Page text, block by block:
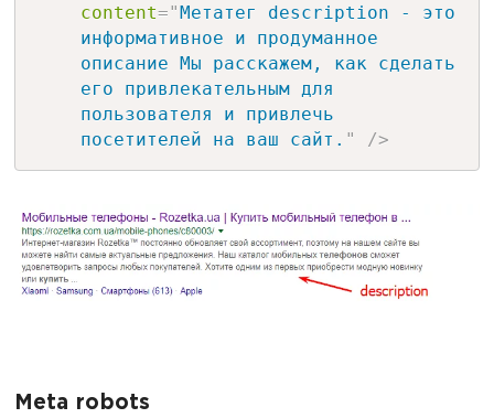
content=" Метатег description - это
информативное и продуманное
описание Мы расскажем, как сделать
его привлекательным для
пользователя и привлечь
посетителей на ваш сайт. " />
Meta robots